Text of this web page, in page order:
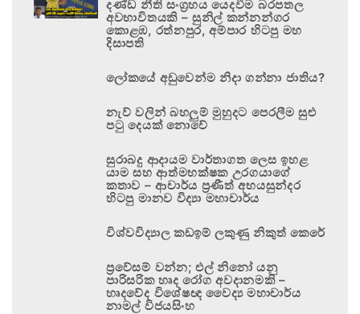
දණ්ඩ නීති සංග්‍රහය යෙදවීම බරපතල
අවභාවිතයකි – සුනිල් කන්නන්ගර
කොළඹ, රත්නපුර, අම්පාර හිටපු මහ
දිසාපති
ලෝකයේ අඩුවෙන්ම නිදා ගන්නා ජාතිය?
නැව් වලින් බහලුම් මුහුදට පෙරලීම සුළු
පටු දෙයක් නොවේ
සුරාබදු ආදායම වාර්තාගත ලෙස ඉහළ
යාම සහ ආත්මභක්ෂක උරගයාගේ
කතාව – ආචාර්ය ප්‍රණීත් අභයසුන්දර
හිටපු මානව විද්‍යා මහාචාර්ය
විශ්වවිද්‍යාල කඩඉම් ලකුණු නිකුත් කෙරේ
ප්‍රවේසම් වන්න; එල් නිනෝ යනු
පාරිසරික හෘද රෝග අවදානමකි –
හෘදවේද විශේෂඥ වෛද්‍ය මහාචාර්ය
නාමල් විජයසිංහ